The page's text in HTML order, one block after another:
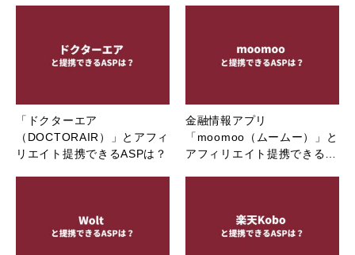
「ドクターエア
（DOCTORAIR）」とアフィ
リエイト提携できるASPは？
金融情報アプリ
「moomoo（ムームー）」と
アフィリエイト提携できる…